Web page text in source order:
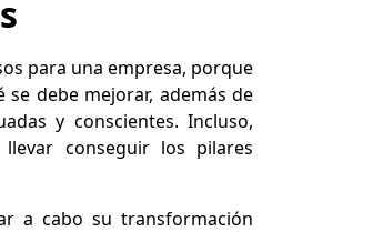
para una empresa, porque
debe mejorar, además de
y conscientes. Incluso,
conseguir los pilares
a cabo su transformación